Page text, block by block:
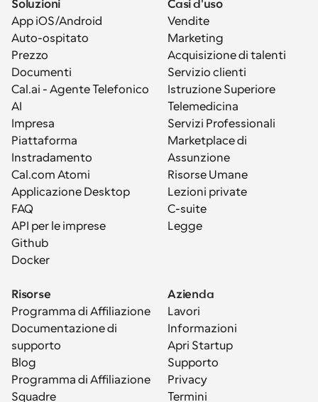
Soluzioni
App iOS/Android
Auto-ospitato
Prezzo
Documenti
Cal.ai - Agente Telefonico
AI
Impresa
Piattaforma
Instradamento
Cal.com Atomi
Applicazione Desktop
FAQ
API per le imprese
Github
Docker
Casi d'uso
Vendite
Marketing
Acquisizione di talenti
Servizio clienti
Istruzione Superiore
Telemedicina
Servizi Professionali
Marketplace di
Assunzione
Risorse Umane
Lezioni private
C-suite
Legge
Risorse
Programma di Affiliazione
Documentazione di
supporto
Blog
Programma di Affiliazione
Squadre
Azienda
Lavori
Informazioni
Apri Startup
Supporto
Privacy
Termini